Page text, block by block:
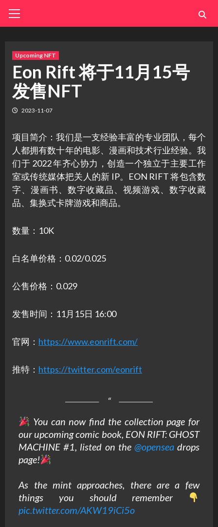
Menu
Upcoming NFT
Eon Rift 将于11月15号
发售NFT
2023-11-07
项目简介：我们是一支经验丰富的专业团队，每个
人都拥有数十年的电影、漫画和技术行业经验。我
们于 2022 年齐心协力，创造一个独立于主要工作
室或传统媒体把关人的新 IP。EON RIFT 将包含数
字、漫画书、数字收藏品、视频游戏、数字收藏
品、集换式卡牌游戏和商品。
数量：10K
白名单价格：0.02/0.025
公售价格：0.029
发售时间：11月15日 16:00
官网： https://www.eonrift.com/
推特： https://twitter.com/eonrift
You can now find the collection page for
our upcoming comic book, EON RIFT: GHOST
MACHINE #1, listed on the @openseadrops
page!
As the mint approaches, there are a few
things you should remember
pic.twitter.com/AKW19iCi5o